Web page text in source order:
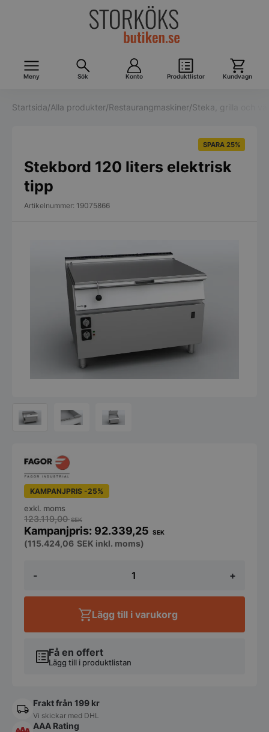
Meny Sök Konto Produktlistor Kundvagn
Startsida/Alla produkter/Restaurangmaskiner/Steka, grilla och
SPARA 25%
Stekbord 120 liters elektrisk
tipp
Artikelnummer: 19075866
-
120
elektrisk
+
KAMPANJPRIS -25%
123.119,00SEK
92.339,25 SEK
exkl. moms
(115.424,06 SEK inkl. moms)
Få en offert
Lägg till i produktlistan
Lägg till i varukorg
Frakt från 199 kr
Vi skickar med DHL
AAA Rating